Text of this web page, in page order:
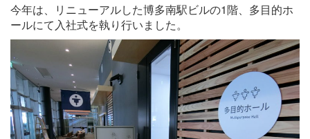
今年は、リニューアルした博多南駅ビルの1階、多目的ホ
ールにて入社式を執り行いました。